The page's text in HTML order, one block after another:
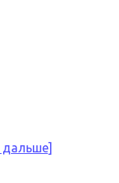
дальше]